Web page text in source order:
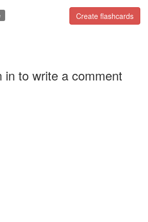
Create flashcards
in to write a comment